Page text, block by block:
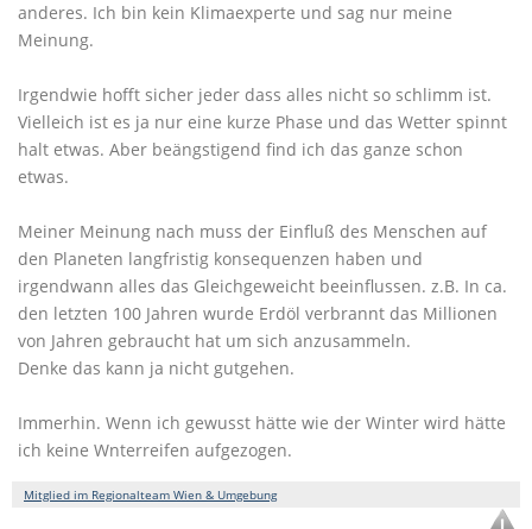
anderes. Ich bin kein Klimaexperte und sag nur meine
Meinung.
Irgendwie hofft sicher jeder dass alles nicht so schlimm ist.
Vielleich ist es ja nur eine kurze Phase und das Wetter spinnt
halt etwas. Aber beängstigend find ich das ganze schon
etwas.
Meiner Meinung nach muss der Einfluß des Menschen auf
den Planeten langfristig konsequenzen haben und
irgendwann alles das Gleichgeweicht beeinflussen. z.B. In ca.
den letzten 100 Jahren wurde Erdöl verbrannt das Millionen
von Jahren gebraucht hat um sich anzusammeln.
Denke das kann ja nicht gutgehen.
Immerhin. Wenn ich gewusst hätte wie der Winter wird hätte
ich keine Wnterreifen aufgezogen.
Mitglied im Regionalteam Wien & Umgebung